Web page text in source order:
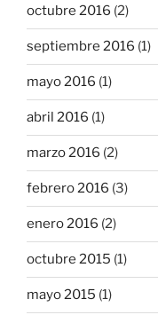
octubre 2016 (2)
septiembre 2016 (1)
mayo 2016 (1)
abril 2016 (1)
marzo 2016 (2)
febrero 2016 (3)
enero 2016 (2)
octubre 2015 (1)
mayo 2015 (1)